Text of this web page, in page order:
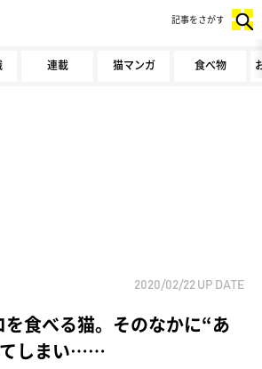
連載 猫マンガ 食べ物
記事をさがす
2020/02/22 UP DATE
食べる猫。そのなかに“あ
てしまい……